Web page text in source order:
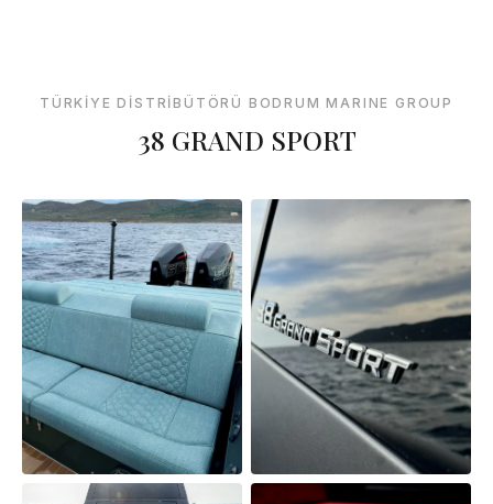
TÜRKİYE DİSTRİBÜTÖRÜ BODRUM MARINE GROUP
38 GRAND SPORT